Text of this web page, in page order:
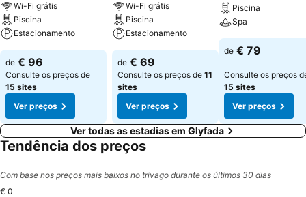
Wi-Fi grátis
Piscina
Estacionamento
de € 96
Consulte os preços de
15 sites
Ver preços
Wi-Fi grátis
Piscina
Estacionamento
de € 69
Consulte os preços de 11
sites
Ver preços
Piscina
Spa
de € 79
Consulte os preços
15 sites
Ver preços
Ver todas as estadias em Glyfada
Tendência dos preços
Com base nos preços mais baixos no trivago durante os últimos 30 dias
€ 0